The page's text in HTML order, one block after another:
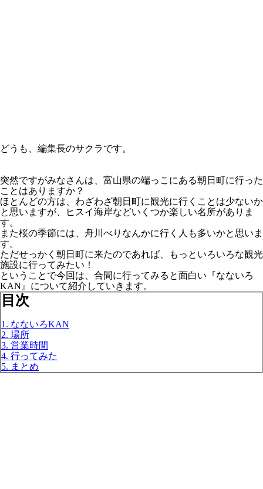
どうも、編集長のサクラです。
突然ですがみなさんは、富山県の端っこにある朝日町に行った
ことはありますか？
ほとんどの方は、わざわざ朝日町に観光に行くことは少ないか
と思いますが、ヒスイ海岸などいくつか楽しい名所がありま
す。
また桜の季節には、舟川べりなんかに行く人も多いかと思いま
す。
ただせっかく朝日町に来たのであれば、もっといろいろな観光
施設に行ってみたい！
ということで今回は、合間に行ってみると面白い『なないろ
KAN』について紹介していきます。
目次
1. なないろKAN
2. 場所
3. 営業時間
4. 行ってみた
5. まとめ